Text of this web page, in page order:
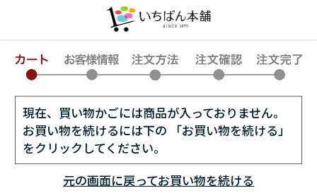
現在、買い物かごには商品が入っておりません。
お買い物を続けるには下の 「お買い物を続ける」
をクリックしてください。
元の画面に戻ってお買い物を続ける